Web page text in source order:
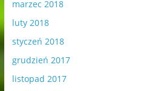
marzec 2018
luty 2018
styczeń 2018
grudzień 2017
listopad 2017